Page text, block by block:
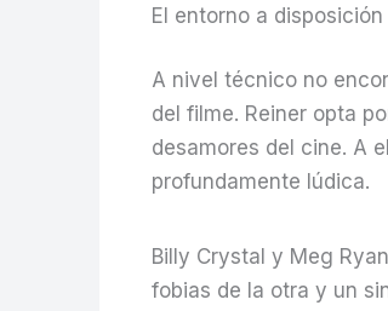
El entorno a
A nivel técnico no
del filme. Reiner opta
desamores del cine. A
profundamente lúdica.
Billy Crystal y Meg
fobias de la otra y un